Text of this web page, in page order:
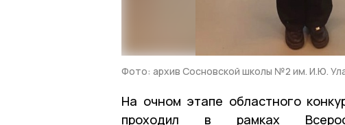
Фото: архив Сосновской школы №2 им. И.Ю.
На очном этапе областного
проходил в рамках